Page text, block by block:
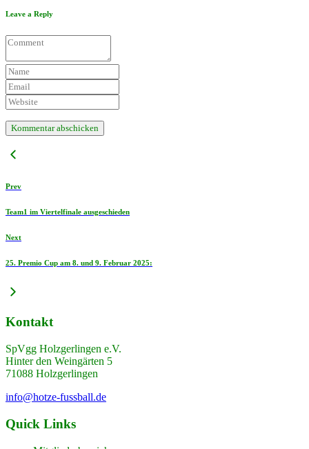
Leave a Reply
Prev
Team1 im Viertelfinale ausgeschieden
Next
25. Premio Cup am 8. und 9. Februar 2025:
Kontakt
SpVgg Holzgerlingen e.V.
Hinter den Weingärten 5
71088 Holzgerlingen
info@hotze-fussball.de
Quick Links